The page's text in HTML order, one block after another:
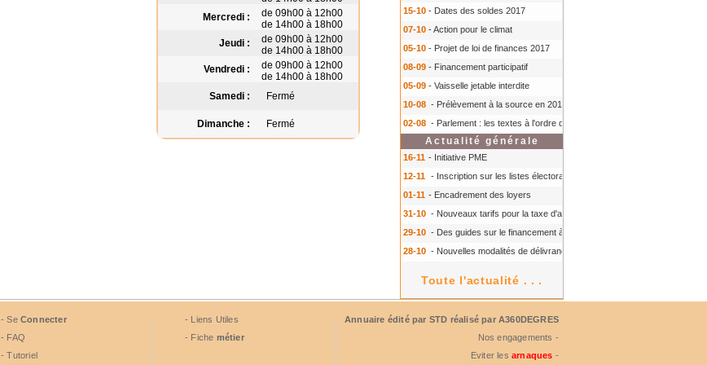
15-10 - Dates des soldes 2017
07-10 - Action pour le climat
05-10 - Projet de loi de finances 2017
08-09 - Financement participatif
05-09 - Vaisselle jetable interdite
10-08 - Prélèvement à la source en 2018
02-08 - Parlement : les textes à l'ordre du jour à l'automne 2016
Actualité générale
16-11 - Initiative PME
12-11 - Inscription sur les listes électorales : comment faire ?
01-11 - Encadrement des loyers
31-10 - Nouveaux tarifs pour la taxe d'aéroport
29-10 - Des guides sur le financement à court terme des TPE
28-10 - Nouvelles modalités de délivrance du Certiphyto
Toute l'actualité . . .
Mercredi :
de 09h00 à 12h00
de 14h00 à 18h00
Jeudi :
de 09h00 à 12h00
de 14h00 à 18h00
Vendredi :
de 09h00 à 12h00
de 14h00 à 18h00
Samedi :
Fermé
Dimanche : Fermé
- Se Connecter
- FAQ
- Tutoriel
- Liens Utiles
- Fiche métier
Annuaire édité par STD réalisé par A360DEGRES
Nos engagements -
Eviter les arnaques -